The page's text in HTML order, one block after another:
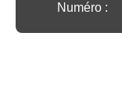
Numéro :